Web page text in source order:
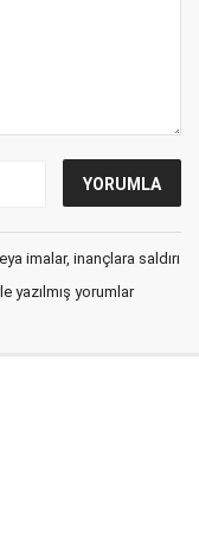
imalar, inançlara saldırı
yazılmış yorumlar